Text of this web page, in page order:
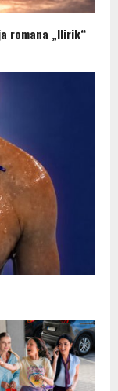
romana „Ilirik“